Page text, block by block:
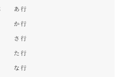
あ行
か行
さ行
た行
な行